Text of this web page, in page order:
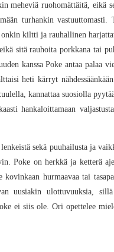
meheviä ruohomättäitä, eikä
turhankin
kiltti ja rauhallinen
sitä rauhoita porkkana tai
kanssa Poke antaa palaa
heti kärryt
kannattaa suosiolla
hankaloittamaan
sekä puuhailusta ja
Poke on herkkä ja ketterä
hurmaavaa tai
uusiakin ulottuvuuksia,
ei siis ole. Ori opettelee